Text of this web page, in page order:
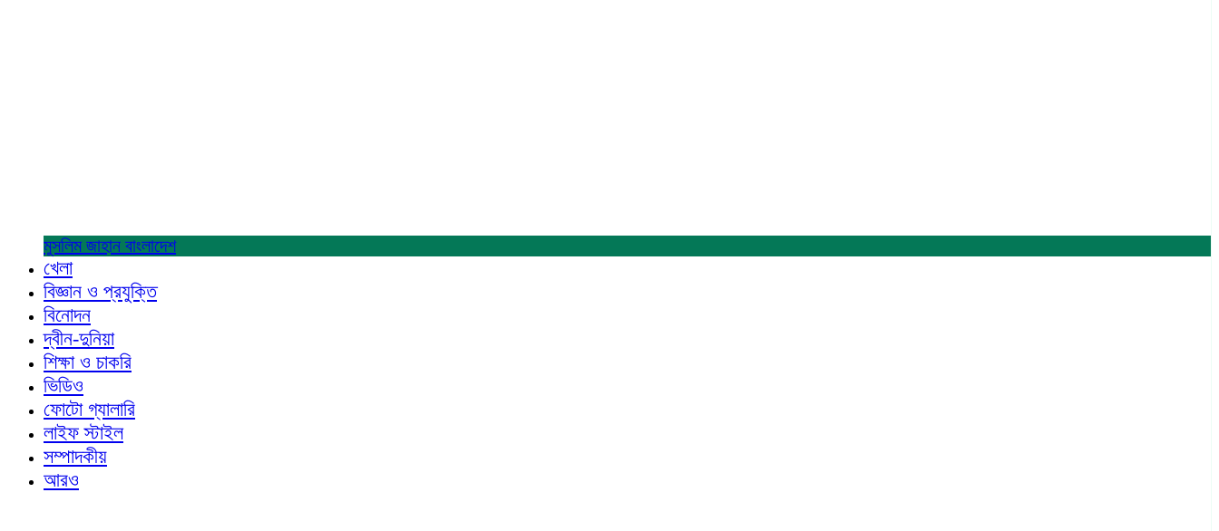
মুসলিম জাহান বাংলাদেশ
খেলা
বিজ্ঞান ও প্রযুক্তি
বিনোদন
দ্বীন-দুনিয়া
শিক্ষা ও চাকরি
ভিডিও
ফোটো গ্যালারি
লাইফ স্টাইল
সম্পাদকীয়
আরও